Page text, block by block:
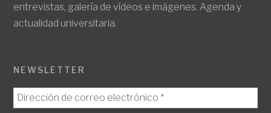
entrevistas, galería de vídeos e imágenes. Agenda y
actualidad universitaria.
NEWSLETTER